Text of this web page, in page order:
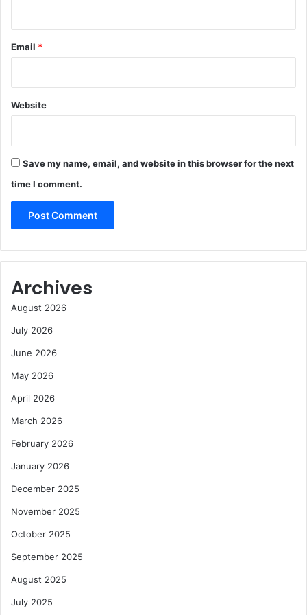
Email *
Website
Save my name, email, and website in this browser for the next
time I comment.
Archives
August 2026
July 2026
June 2026
May 2026
April 2026
March 2026
February 2026
January 2026
December 2025
November 2025
October 2025
September 2025
August 2025
July 2025